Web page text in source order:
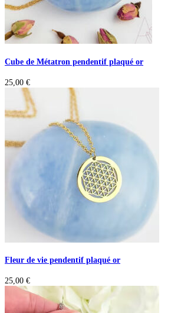
Cube de Métatron pendentif plaqué or
25,00 €
Fleur de vie pendentif plaqué or
25,00 €